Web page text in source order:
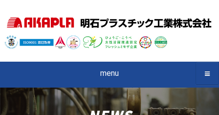
menu